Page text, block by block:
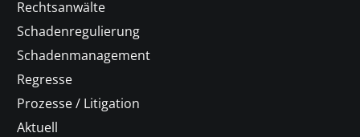
Rechtsanwälte
Schadenregulierung
Schadenmanagement
Regresse
Prozesse / Litigation
Aktuell